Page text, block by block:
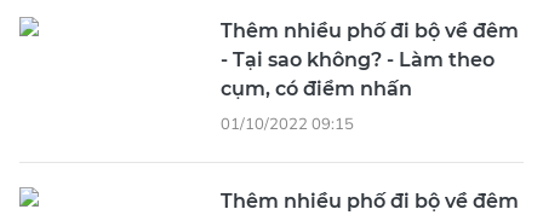
Thêm nhiều phố đi bộ về đêm
- Tại sao không? - Làm theo
cụm, có điểm nhấn
01/10/2022 09:15
Thêm nhiều phố đi bộ về đêm